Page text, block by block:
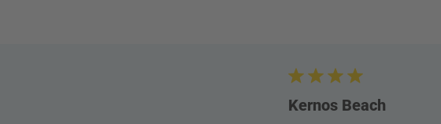
Kernos Beach